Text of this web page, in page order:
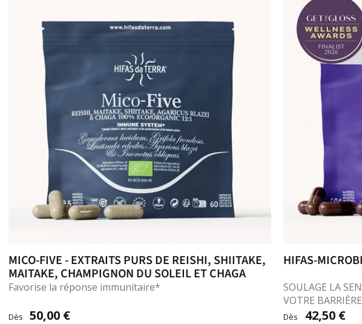
MICO-FIVE - EXTRAITS PURS DE REISHI, SHIITAKE,
MAITAKE, CHAMPIGNON DU SOLEIL ET CHAGA
Favorise la réponse immunitaire*
Dès 50,00 €
HIFAS-
SOULAGE LA
VOTRE
Dès 42,50 €